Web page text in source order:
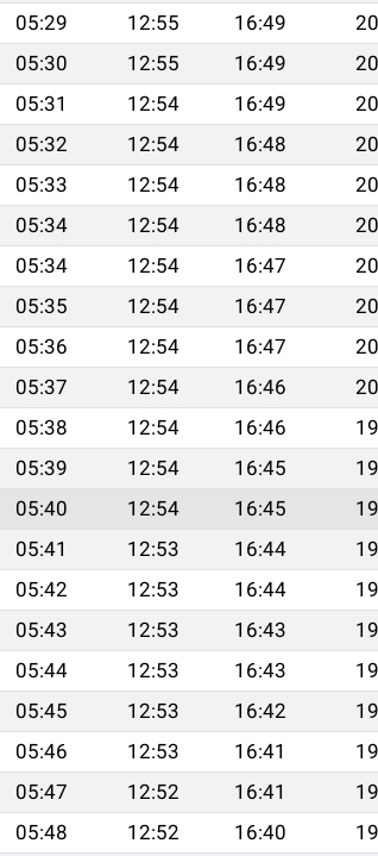
05:29 12:55 16:49
05:30 12:55 16:49
05:31 12:54 16:49
05:32 12:54 16:48
05:33 12:54 16:48
05:34 12:54 16:48
05:34 12:54 16:47
05:35 12:54 16:47
05:36 12:54 16:47
05:37 12:54 16:46
05:38 12:54 16:46
05:39 12:54 16:45
05:40 12:54 16:45
05:41 12:53 16:44
05:42 12:53 16:44
05:43 12:53 16:43
05:44 12:53 16:43
05:45 12:53 16:42
05:46 12:53 16:41
05:47 12:52 16:41
05:48 12:52 16:40